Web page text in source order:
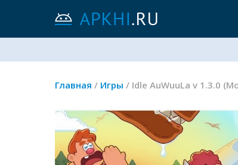
Главная / Игры / Idle AuWuuLa v 1.3.0